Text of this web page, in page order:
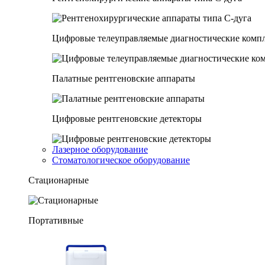
Цифровые телеуправляемые диагностические
Палатные рентгеновские аппараты
Цифровые рентгеновские детекторы
Лазерное оборудование
Стоматологическое оборудование
Стационарные
Портативные